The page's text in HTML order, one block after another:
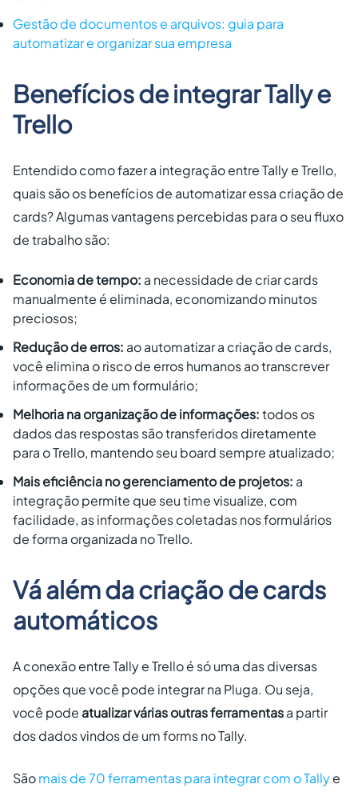
Gestão de documentos e arquivos: guia para
automatizar e organizar sua empresa
Benefícios de integrar Tally e
Trello
Entendido como fazer a integração entre Tally e Trello,
quais são os benefícios de automatizar essa criação de
cards? Algumas vantagens percebidas para o seu fluxo
de trabalho são:
Economia de tempo: a necessidade de criar cards
manualmente é eliminada, economizando minutos
preciosos;
Redução de erros: ao automatizar a criação de cards,
você elimina o risco de erros humanos ao transcrever
informações de um formulário;
Melhoria na organização de informações:todos os
dados das respostas são transferidos diretamente
para o Trello, mantendo seu board sempre atualizado;
Mais eficiência no gerenciamento de projetos: a
integração permite que seu time visualize, com
facilidade, as informações coletadas nos formulários
de forma organizada no Trello.
Vá além da criação de cards
automáticos
A conexão entre Tally e Trello é só uma das diversas
opções que você pode integrar na Pluga. Ou seja,
você pode atualizar várias outras ferramentasa partir
dos dados vindos de um forms no Tally.
Sãomais de 70 ferramentas para integrar com o Tallye